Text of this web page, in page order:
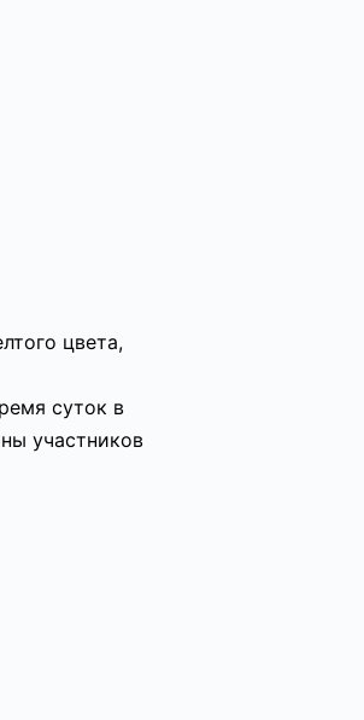
цвета,
суток в
участников